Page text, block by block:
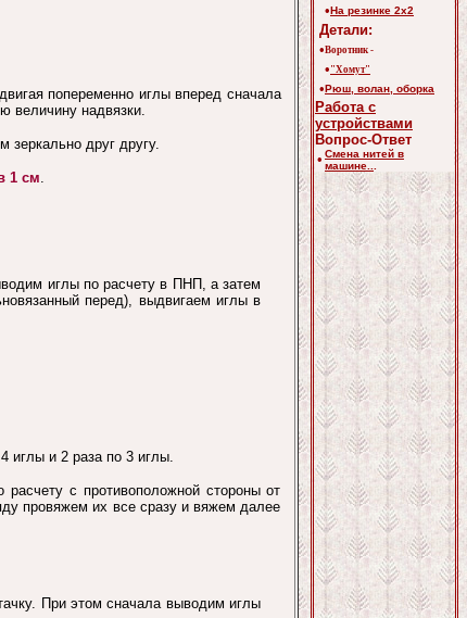
попеременно иглы вперед сначала
величину надвязки.
зеркально друг другу.
1 см.
иглы по расчету в ПНП, а затем
перед), выдвигаем иглы в
иглы и 2 раза по 3 иглы.
расчету с противоположной стороны от
провяжем их все сразу и вяжем далее
При этом сначала выводим иглы
•На резинке 2х2
Детали:
•Воротник -
• "Хомут"
•Рюш, волан, оборка
Работа с
устройствами
Вопрос-Ответ
• Смена нитей в
машине..